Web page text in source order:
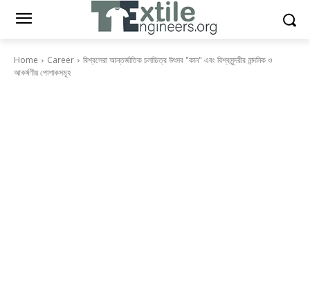
Home Career
বিশ্বসেরা আন্তর্জাতিক চলচ্চিত্র উৎসব "কান" এবং বিশ্বসুন্দরীর নান্দনিক ও
আকর্ষণীয় পোশাকসমূহ